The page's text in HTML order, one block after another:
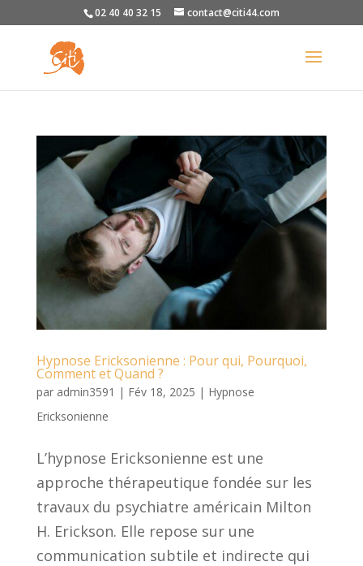
02 40 40 32 15 contact@citi44.com
Hypnose Ericksonienne : Pour qui, Pourquoi,
Comment et Quand ?
par admin3591 | Fév 18, 2025 | Hypnose
Ericksonienne
L’hypnose Ericksonienne est une
approche thérapeutique fondée sur les
travaux du psychiatre américain Milton
H. Erickson. Elle repose sur une
communication subtile et indirecte qui